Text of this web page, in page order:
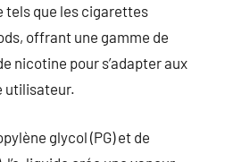
tels que les cigarettes
offrant une gamme de
nicotine pour s’adapter aux
utilisateur.
glycol (PG) et de